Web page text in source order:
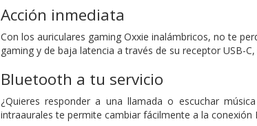
Acción inmediata
Con los auriculares gaming Oxxie inalámbricos, no te
gaming y de baja latencia a través de su receptor USB-
Bluetooth a tu servicio
¿Quieres responder a una llamada o escuchar
intraaurales te permite cambiar fácilmente a la